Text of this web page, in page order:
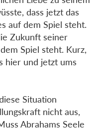
dass jetzt das
auf dem Spiel steht.
Zukunft seiner
Spiel steht. Kurz,
hier und jetzt ums
Situation
nicht aus,
Abrahams Seele